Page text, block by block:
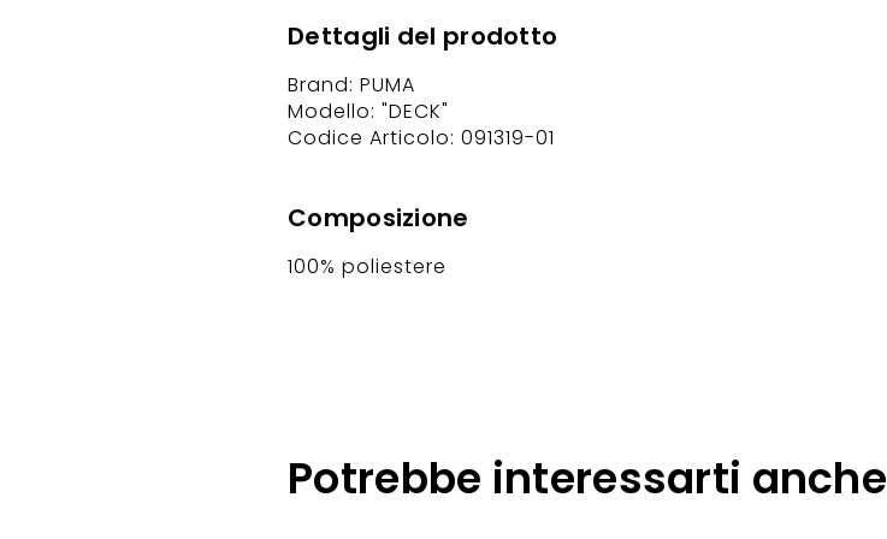
Dettagli del prodotto
Brand: PUMA
Modello: "DECK"
Codice Articolo: 091319-01
Composizione
100% poliestere
Potrebbe interessarti anche